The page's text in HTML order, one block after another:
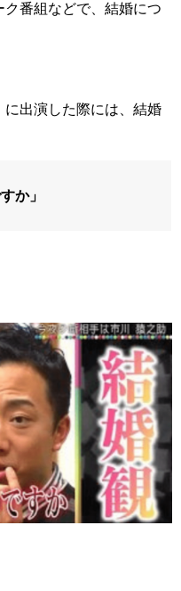
番組などで、結婚につ
に出演した際には、結婚
か」